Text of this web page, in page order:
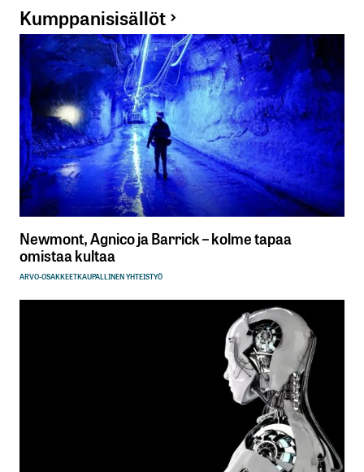
Kumppanisisällöt
Newmont, Agnico ja Barrick – kolme tapaa
omistaa kultaa
ARVO-OSAKKEETKAUPALLINEN YHTEISTYÖ